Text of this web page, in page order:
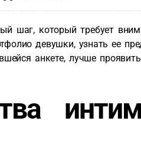
шаг, который требует
девушки, узнать ее
анкете, лучше